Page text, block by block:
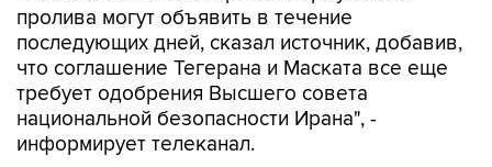
пролива могут объявить в течение
последующих дней, сказал источник, добавив,
что соглашение Тегерана и Маската все еще
требует одобрения Высшего совета
национальной безопасности Ирана", -
информирует телеканал.